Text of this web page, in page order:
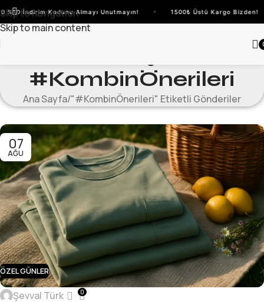
Skip to navigation
Skip to main content
%10 İndirim Kodunu Almayı Unutmayın! 1500₺ Üstü Kargo Bizden!
#KombinÖnerileri
Ana Sayfa "#KombinÖnerileri" Etiketli Gönderiler
07
AĞU
ÖZEL GÜNLER
Şevval Türk 0